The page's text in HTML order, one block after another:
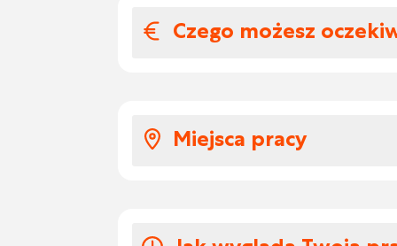
Czego możesz
oczekiwać, że
Czeki ekologiczne o
Miejsca pracy